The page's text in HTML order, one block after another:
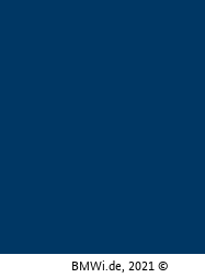
BMWi.de, 2021 ©